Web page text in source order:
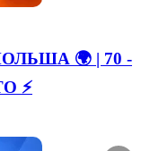
🌍 | 70 -
⚡